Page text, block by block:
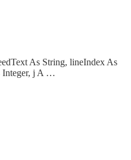
As String, lineIndex As
Integer, j A …